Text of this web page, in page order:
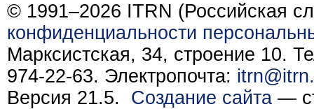
© 1991–2026 ITRN (Российская
конфиденциальности
Марксистская, 34, строение 10.
974-22-63. Электропочта:
Версия 21.5. Создание сайта —